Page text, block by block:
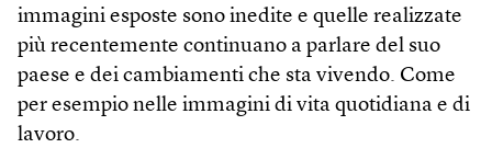
immagini esposte sono inedite e quelle realizzate
più recentemente continuano a parlare del suo
paese e dei cambiamenti che sta vivendo. Come
per esempio nelle immagini di vita quotidiana e di
lavoro.